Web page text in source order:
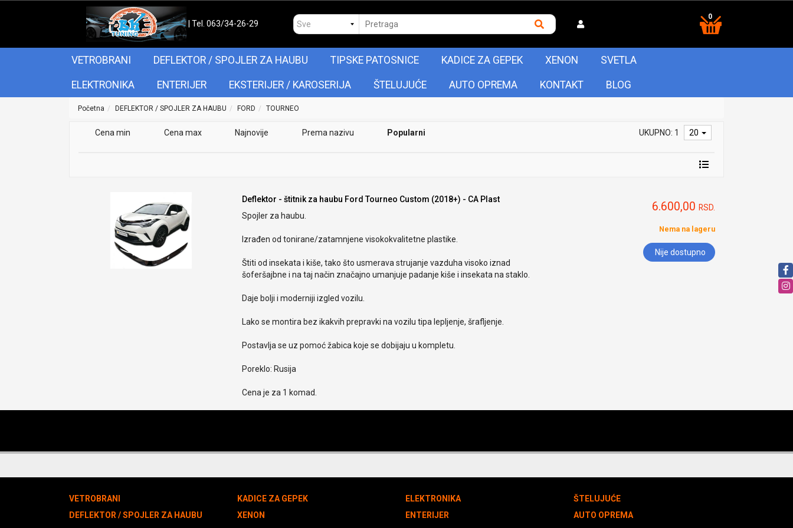
| Tel. 063/34-26-29
0
VETROBRANI DEFLEKTOR / SPOJLER ZA HAUBU TIPSKE PATOSNICE KADICE ZA GEPEK XENON SVETLA
ELEKTRONIKA ENTERIJER EKSTERIJER / KAROSERIJA ŠTELUJUĆE AUTO OPREMA KONTAKT BLOG
Početna DEFLEKTOR / SPOJLER ZA HAUBU FORD TOURNEO
Cena min Cena max Najnovije Prema nazivu Popularni UKUPNO: 1 20
Deflektor - štitnik za haubu Ford Tourneo Custom (2018+) - CA Plast
Spojler za haubu.
Izrađen od tonirane/zatamnjene visokokvalitetne plastike.
Štiti od insekata i kiše, tako što usmerava strujanje vazduha visoko iznad
šoferšajbne i na taj način značajno umanjuje padanje kiše i insekata na staklo.
Daje bolji i moderniji izgled vozilu.
Lako se montira bez ikakvih prepravki na vozilu tipa lepljenje, šrafljenje.
Postavlja se uz pomoć žabica koje se dobijaju u kompletu.
Poreklo: Rusija
Cena je za 1 komad.
6.600,00 RSD.
Nema na lageru
Nije dostupno
VETROBRANI
DEFLEKTOR / SPOJLER ZA HAUBU
KADICE ZA GEPEK
XENON
ELEKTRONIKA
ENTERIJER
ŠTELUJUĆE
AUTO OPREMA